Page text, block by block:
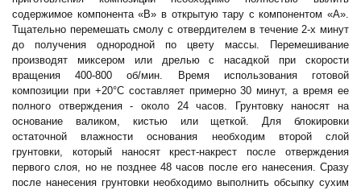
содержимое компонента «В» в открытую тару с компонентом «А».
Тщательно перемешать смолу с отвердителем в течение 2-х минут
до получения однородной по цвету массы. Перемешивание
производят миксером или дрелью с насадкой при скорости
вращения 400-800 об/мин. Время использования готовой
композиции при +20°С составляет примерно 30 минут, а время ее
полного отверждения - около 24 часов. Грунтовку наносят на
основание валиком, кистью или щеткой. Для блокировки
остаточной влажности основания необходим второй слой
грунтовки, который наносят крест-накрест после отверждения
первого слоя, но не позднее 48 часов после его нанесения. Сразу
после нанесения грунтовки необходимо выполнить обсыпку сухим